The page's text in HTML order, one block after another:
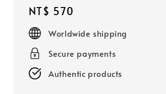
Regular
price
NT$ 570
Worldwide shipping
Secure payments
Authentic products